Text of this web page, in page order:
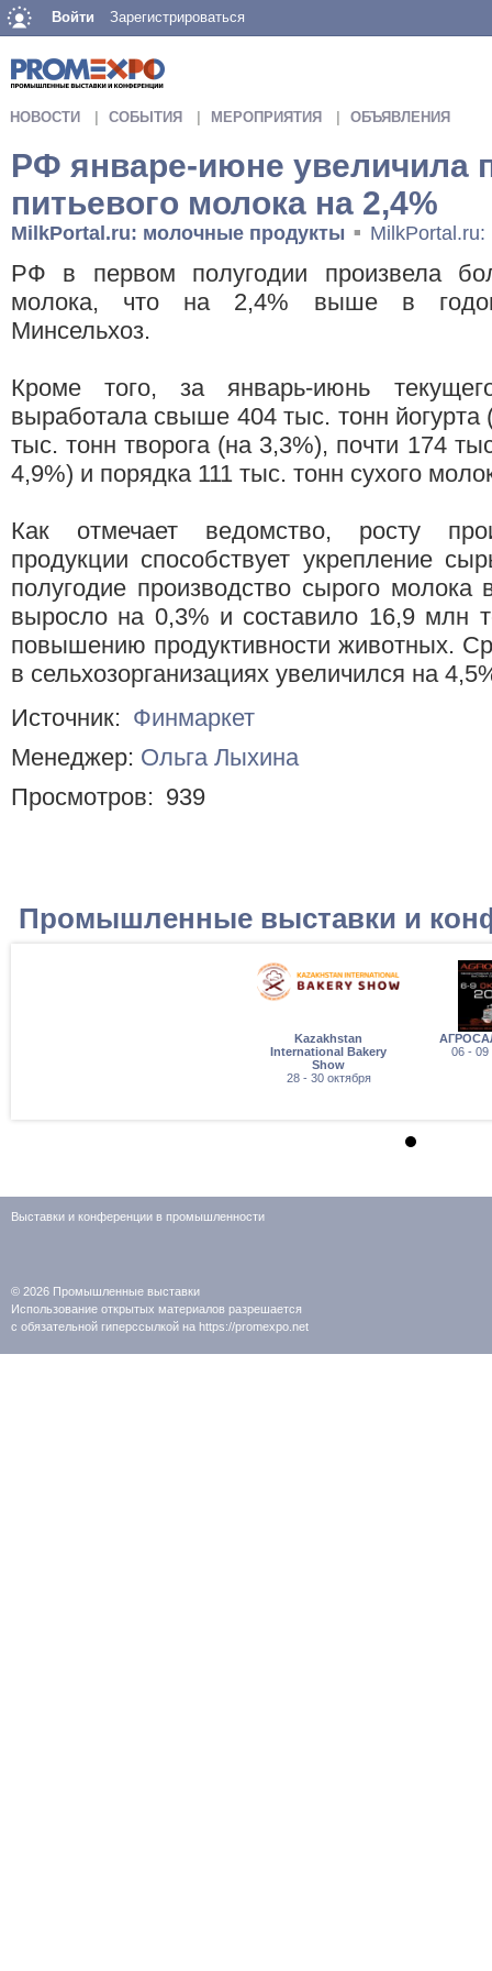
Войти Зарегистрироваться
НОВОСТИ СОБЫТИЯ МЕРОПРИЯТИЯ ОБЪЯВЛЕНИЯ
РФ январе-июне увеличила
питьевого молока на 2,4%
MilkPortal.ru: молочные продукты ■
РФ в первом полугодии произвела
молока, что на 2,4% выше в
Минсельхоз.
Кроме того, за январь-июнь
выработала свыше 404 тыс. тонн
тыс. тонн творога (на 3,3%), почти 174
4,9%) и порядка 111 тыс. тонн сухого
Как отмечает ведомство, росту
продукции способствует укрепление
полугодие производство сырого молока
выросло на 0,3% и составило 16,9 млн
повышению продуктивности животных.
в сельхозорганизациях увеличился на
Источник: Финмаркет
Менеджер: Ольга Лыхина
Просмотров: 939
Промышленные выставки и
Kazakhstan
International Bakery
Show
28 - 30 октября
06 - 09
Выставки и конференции в промышленности
© 2026 Промышленные выставки
Использование открытых материалов разрешается
с обязательной гиперссылкой на https://promexpo.net